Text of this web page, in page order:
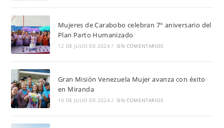
Mujeres de Carabobo celebran 7° aniversario del
Plan Parto Humanizado
12 DE JULIO DE 2024 / SIN COMENTARIOS
Gran Misión Venezuela Mujer avanza con éxito
en Miranda
10 DE JULIO DE 2024 / SIN COMENTARIOS